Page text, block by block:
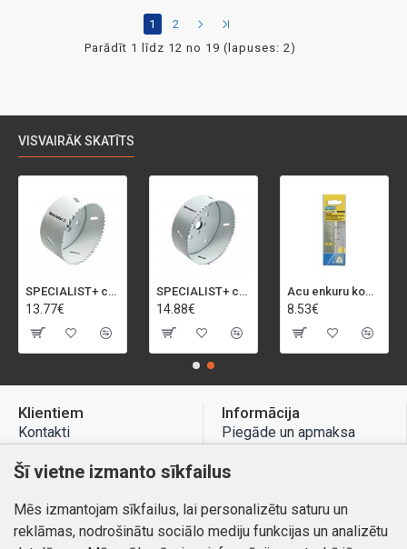
1
2
Parādīt 1 līdz 12 no 19 (lapuses: 2)
VISVAIRĀK SKATĪTS
SPECIALIST+ caurumu zāģis BI-METAL, 92 mm
13.77€
SPECIALIST+ caurumu zāģis BI-METAL, 98 mm
14.88€
Acu enkuru komplekts, 3-13 mm, Rapid, 12 gab.
8.53€
Klientiem
Kontakti
Preču atgriešana
Mans profils
Informācija
Piegāde un apmaksa
Atteikuma tiesības
Kontakti
Šī vietne izmanto sīkfailus
Mēs izmantojam sīkfailus, lai personalizētu saturu un
reklāmas, nodrošinātu sociālo mediju funkcijas un analizētu